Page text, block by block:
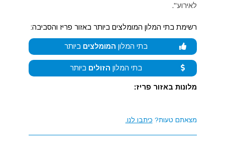
לאירוע".
רשימת בתי המלון המומלצים ביותר באזור פריז והסביבה:
בתי המלון המומלצים ביותר
בתי המלון הזולים ביותר
מלונות באזור פריז:
מצאתם טעות? כיתבו לנו.